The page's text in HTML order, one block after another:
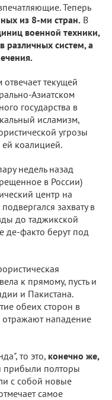
Теперь
из 8-ми стран. В
военной техники,
различных систем, а
текущей
Азиатском
государства в
исламизм,
угрозы
ей коалицией.
недель назад
в России)
центр на
захвату в
до таджикской
де-факто берут под
к прямому, пусть и
и Пакистана.
обеих сторон в
отражают нападение
то это, конечно же,
прибыли полторы
с собой новые
самое